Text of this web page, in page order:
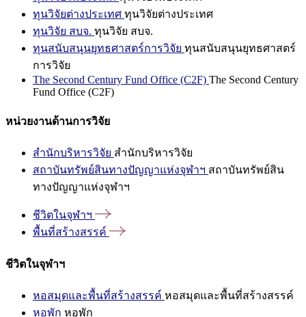
ทุนวิจัยต่างประเทศ ทุนวิจัยต่างประเทศ
ทุนวิจัย สบจ. ทุนวิจัย สบจ.
ทุนสนับสนุนยุทธศาสตร์การวิจัย ทุนสนับสนุนยุทธศาสตร์
การวิจัย
The Second Century Fund Office (C2F) The Second Century
Fund Office (C2F)
หน่วยงานด้านการวิจัย
สำนักบริหารวิจัย สำนักบริหารวิจัย
สถาบันทรัพย์สินทางปัญญาแห่งจุฬาฯ สถาบันทรัพย์สิน
ทางปัญญาแห่งจุฬาฯ
ชีวิตในจุฬาฯ
พื้นที่สร้างสรรค์
ชีวิตในจุฬาฯ
หอสมุดและพื้นที่สร้างสรรค์ หอสมุดและพื้นที่สร้างสรรค์
หอพัก หอพัก